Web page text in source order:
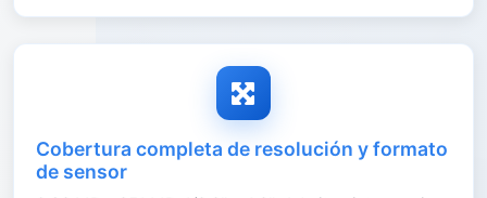
Cobertura completa de resolución y formato
de sensor